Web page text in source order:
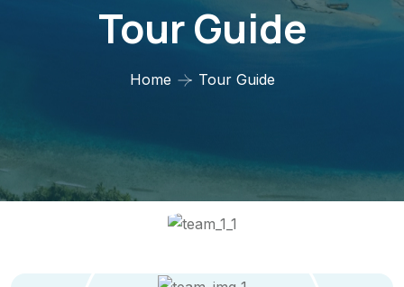
Tour Guide
Home Tour Guide